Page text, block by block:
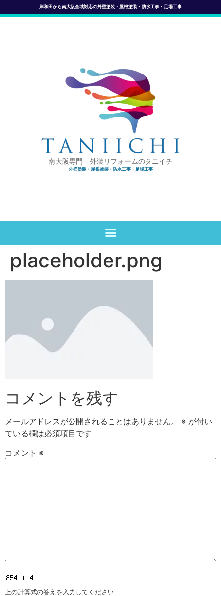
岸和田から南大阪全域対応の外壁塗装・屋根塗装・防水工事・足場工事
南大阪専門 外装リフォームのタニイチ
外壁塗装・屋根塗装・防水工事・足場工事
placeholder.png
コメントを残す
メールアドレスが公開されることはありません。 ※ が付い
ている欄は必須項目です
コメント ※
上の計算式の答えを入力してください